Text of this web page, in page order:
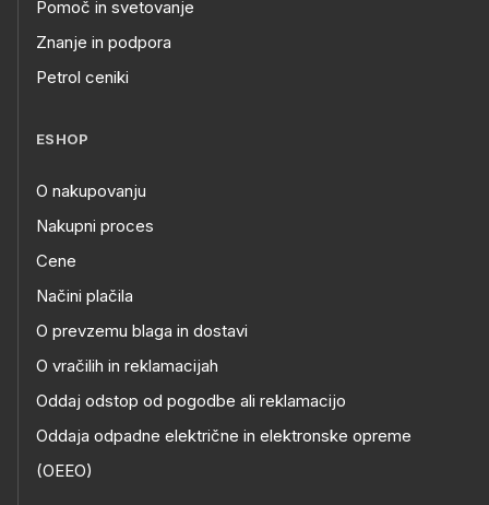
Pomoč in svetovanje
Znanje in podpora
Petrol ceniki
ESHOP
O nakupovanju
Nakupni proces
Cene
Načini plačila
O prevzemu blaga in dostavi
O vračilih in reklamacijah
Oddaj odstop od pogodbe ali reklamacijo
Oddaja odpadne električne in elektronske opreme
(OEEO)